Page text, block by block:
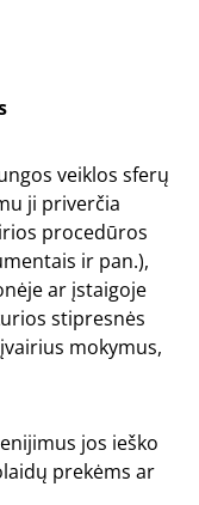
veiklos sferų
ji priverčia
procedūros
ir pan.),
ar įstaigoje
stipresnės
mokymus,
jos ieško
prekėms ar